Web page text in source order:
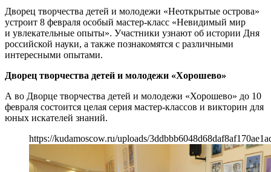
Дворец творчества детей и молодежи «Неоткрытые острова»
устроит 8 февраля особый мастер-класс «Невидимый мир
и увлекательные опыты». Участники узнают об истории Дня
российской науки, а также познакомятся с различными
интересными опытами.
Дворец творчества детей и молодежи «Хорошево»
А во Дворце творчества детей и молодежи «Хорошево» до 10
февраля состоится целая серия мастер-классов и викторин для
юных искателей знаний.
https://kudamoscow.ru/uploads/